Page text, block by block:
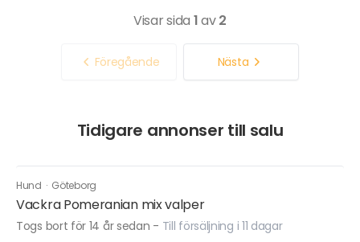
Visar sida 1av2
Föregående Nästa
Tidigare annonser till salu
Hund · Göteborg
Vackra Pomeranian mix valper
Togs bort för 14 år sedan - Till försäljning i 11 dagar